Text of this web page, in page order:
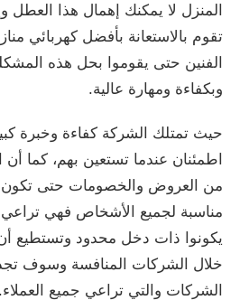
المنزل لا يمكنك إهمال هذا
تقوم بالاستعانة بأفضل كهربائي
الفنين حتى يقوموا بحل هذه
وبكفاءة ومهارة عالية.
حيث تمتلك الشركة كفاءة وخبرة
اطمئنان عندما تستعين بهم، كما أن
من العروض والخصومات حتى تكون
مناسبة لجميع الأشخاص فهي
يكونوا ذات دخل محدود وتستطيع
خلال الشركات المنافسة وسوف
الشركات والتي تراعي جميع العملاء.